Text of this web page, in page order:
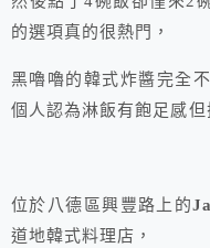
的選項真的很熱門，
黑嚕嚕的韓式炸醬完全
個人認為淋飯有飽足感但
位於八德區興豐路上的
道地韓式料理店，